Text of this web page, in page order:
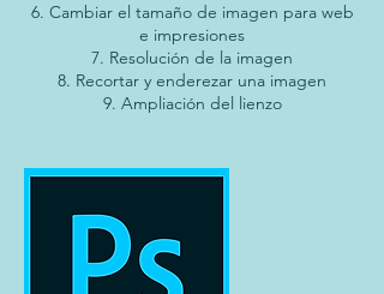
6. Cambiar el tamaño de imagen para web
e impresiones
7. Resolución de la imagen
8. Recortar y enderezar una imagen
9. Ampliación del lienzo